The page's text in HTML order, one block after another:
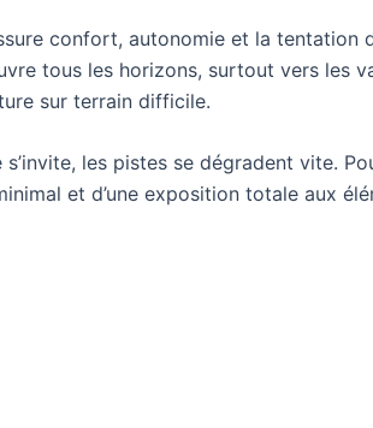
confort, autonomie et la tentation
tous les horizons, surtout vers les
sur terrain difficile.
les pistes se dégradent vite.
et d’une exposition totale aux